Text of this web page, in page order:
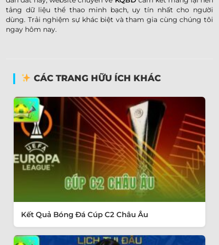
tảng dữ liệu thể thao minh bạch, uy tín nhất cho người
dùng. Trải nghiệm sự khác biệt và tham gia cùng chúng tôi
ngay hôm nay.
CÁC TRANG HỮU ÍCH KHÁC
Kết Quả Bóng Đá Cúp C2 Châu Âu